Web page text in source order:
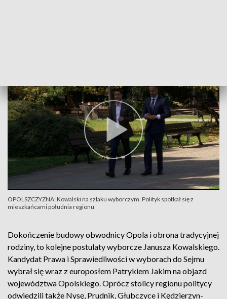
OPOLSZCZYZNA: Kowalski na szlaku wyborczym. Polityk spotkał się z
mieszkańcami południa regionu
Dokończenie budowy obwodnicy Opola i obrona tradycyjnej
rodziny, to kolejne postulaty wyborcze Janusza Kowalskiego.
Kandydat Prawa i Sprawiedliwości w wyborach do Sejmu
wybrał się wraz z europosłem Patrykiem Jakim na objazd
województwa Opolskiego. Oprócz stolicy regionu politycy
odwiedzili także Nysę, Prudnik, Głubczyce i Kędzierzyn-